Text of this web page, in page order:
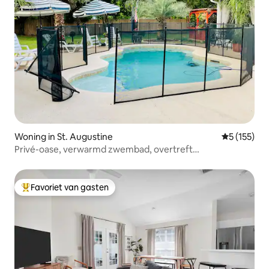
Woning in St. Augustine
5 (155)
Privé-oase, verwarmd zwembad, overtreft
Topfavoriet van gasten
Favoriet van gasten